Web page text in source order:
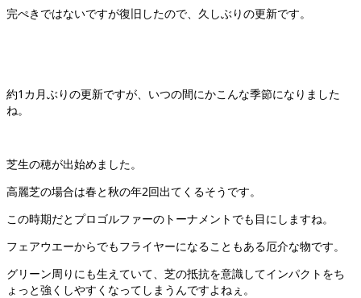
完ぺきではないですが復旧したので、久しぶりの更新です。
約1カ月ぶりの更新ですが、いつの間にかこんな季節になりました
ね。
芝生の穂が出始めました。
高麗芝の場合は春と秋の年2回出てくるそうです。
この時期だとプロゴルファーのトーナメントでも目にしますね。
フェアウエーからでもフライヤーになることもある厄介な物です。
グリーン周りにも生えていて、芝の抵抗を意識してインパクトをち
ょっと強くしやすくなってしまうんですよねぇ。